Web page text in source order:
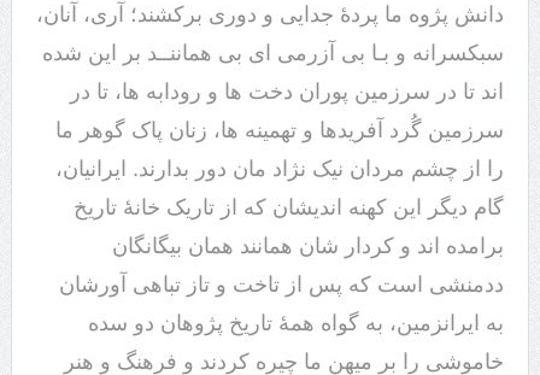
دانش پژوه ما پردۀ جدایی و دوری برکشند؛ آری، آنان،
سبکسرانه و بـا بی آزرمی ای بی هماننــد بر این شده
اند تا در سرزمین پوران دخت ها و رودابه ها، تا در
سرزمین گُرد آفریدها و تهمینه ها، زنان پاک گوهر ما
را از چشم مردان نیک نژاد مان دور بدارند. ایرانیان،
گام دیگر این کهنه اندیشان که از تاریک خانۀ تاریخ
برامده اند و کردار شان همانند همان بیگانگان
ددمنشی است که پس از تاخت و تاز تباهی آورشان
به ایرانزمین، به گواه همۀ تاریخ پژوهان دو سده
خاموشی را بر میهن ما چیره کردند و فرهنگ و هنر